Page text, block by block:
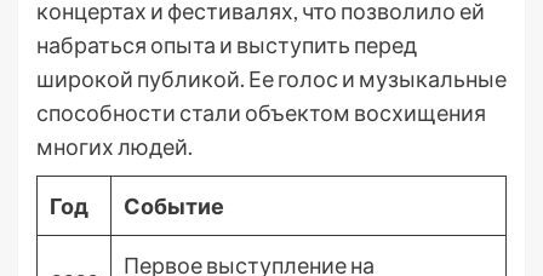
концертах и фестивалях, что позволило ей
набраться опыта и выступить перед
широкой публикой. Ее голос и музыкальные
способности стали объектом восхищения
многих людей.
Год Событие
Первое выступление на